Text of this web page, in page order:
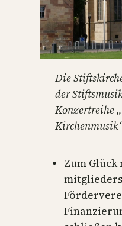
Die
der
Konzertreihe
Zum